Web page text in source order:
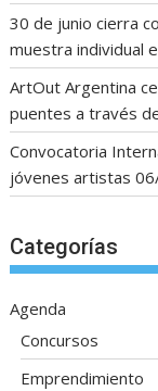
30 de junio cierra
muestra individual
ArtOut Argentina
puentes a través
Convocatoria
jóvenes artistas
Categorías
Agenda
Concursos
Emprendimiento